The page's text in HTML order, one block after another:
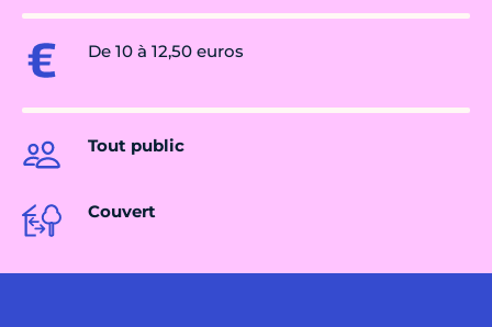
De 10 à 12,50 euros
Tout public
Couvert